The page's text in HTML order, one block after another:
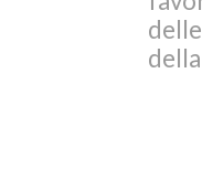
delle
della